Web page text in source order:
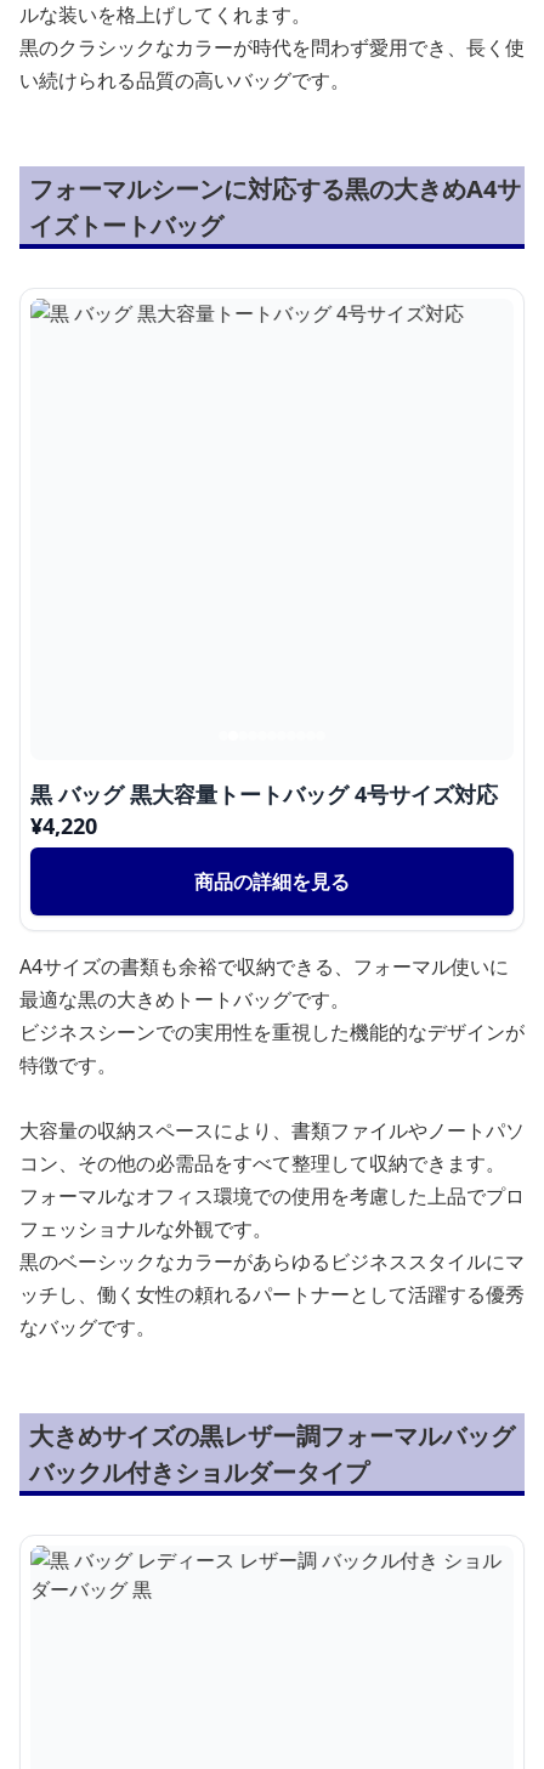
ルな装いを格上げしてくれます。
黒のクラシックなカラーが時代を問わず愛用でき、長く使
い続けられる品質の高いバッグです。
フォーマルシーンに対応する黒の大きめA4サ
イズトートバッグ
黒 バッグ 黒大容量トートバッグ 4号サイズ対応
¥4,220
商品の詳細を見る
A4サイズの書類も余裕で収納できる、フォーマル使いに
最適な黒の大きめトートバッグです。
ビジネスシーンでの実用性を重視した機能的なデザインが
特徴です。
大容量の収納スペースにより、書類ファイルやノートパソ
コン、その他の必需品をすべて整理して収納できます。
フォーマルなオフィス環境での使用を考慮した上品でプロ
フェッショナルな外観です。
黒のベーシックなカラーがあらゆるビジネススタイルにマ
ッチし、働く女性の頼れるパートナーとして活躍する優秀
なバッグです。
大きめサイズの黒レザー調フォーマルバッグ
バックル付きショルダータイプ